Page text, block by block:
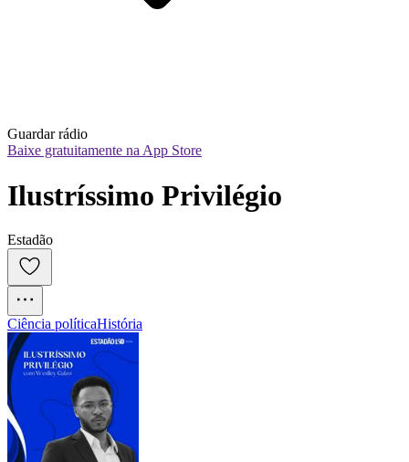
Guardar rádio
Baixe gratuitamente na App Store
Ilustríssimo Privilégio
Estadão
Ciência políticaHistória